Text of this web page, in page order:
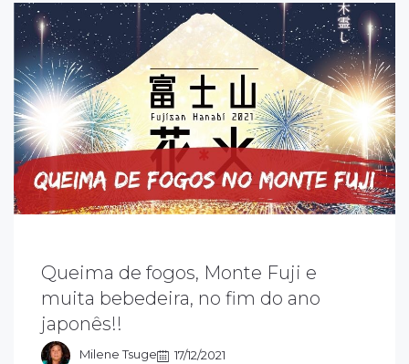
Queima de fogos, Monte Fuji e
muita bebedeira, no fim do ano
japonês!!
Milene Tsuge
17/12/2021
parte do Monte Fuji fica na cidade de
província de Shizuoka. Além do show
queima de fogos, você pode apreciar a
exuberante.